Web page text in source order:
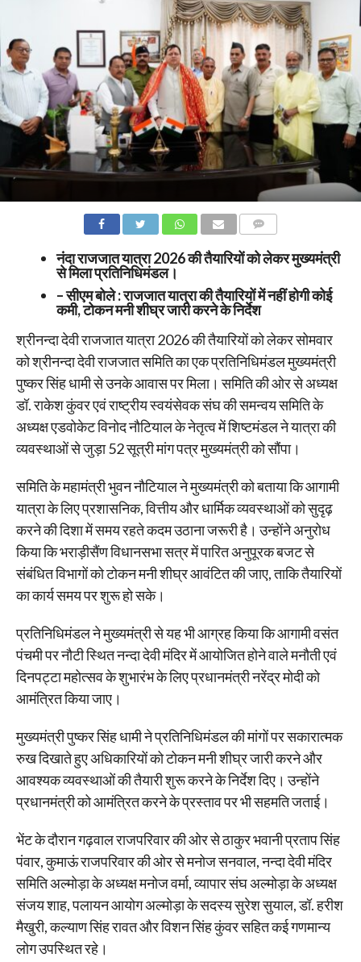
नंदा राजजात यात्रा 2026 की तैयारियों को लेकर मुख्यमंत्री
से मिला प्रतिनिधिमंडल।
– सीएम बोले : राजजात यात्रा की तैयारियों में नहीं होगी कोई
कमी, टोकन मनी शीघ्र जारी करने के निर्देश
श्रीनन्दा देवी राजजात यात्रा 2026 की तैयारियों को लेकर सोमवार
को श्रीनन्दा देवी राजजात समिति का एक प्रतिनिधिमंडल मुख्यमंत्री
पुष्कर सिंह धामी से उनके आवास पर मिला। समिति की ओर से अध्यक्ष
डॉ. राकेश कुंवर एवं राष्ट्रीय स्वयंसेवक संघ की समन्वय समिति के
अध्यक्ष एडवोकेट विनोद नौटियाल के नेतृत्व में शिष्टमंडल ने यात्रा की
व्यवस्थाओं से जुड़ा 52 सूत्री मांग पत्र मुख्यमंत्री को सौंपा।
समिति के महामंत्री भुवन नौटियाल ने मुख्यमंत्री को बताया कि आगामी
यात्रा के लिए प्रशासनिक, वित्तीय और धार्मिक व्यवस्थाओं को सुदृढ़
करने की दिशा में समय रहते कदम उठाना जरूरी है। उन्होंने अनुरोध
किया कि भराड़ीसैंण विधानसभा सत्र में पारित अनुपूरक बजट से
संबंधित विभागों को टोकन मनी शीघ्र आवंटित की जाए, ताकि तैयारियों
का कार्य समय पर शुरू हो सके।
प्रतिनिधिमंडल ने मुख्यमंत्री से यह भी आग्रह किया कि आगामी वसंत
पंचमी पर नौटी स्थित नन्दा देवी मंदिर में आयोजित होने वाले मनौती एवं
दिनपट्टा महोत्सव के शुभारंभ के लिए प्रधानमंत्री नरेंद्र मोदी को
आमंत्रित किया जाए।
मुख्यमंत्री पुष्कर सिंह धामी ने प्रतिनिधिमंडल की मांगों पर सकारात्मक
रुख दिखाते हुए अधिकारियों को टोकन मनी शीघ्र जारी करने और
आवश्यक व्यवस्थाओं की तैयारी शुरू करने के निर्देश दिए। उन्होंने
प्रधानमंत्री को आमंत्रित करने के प्रस्ताव पर भी सहमति जताई।
भेंट के दौरान गढ़वाल राजपरिवार की ओर से ठाकुर भवानी प्रताप सिंह
पंवार, कुमाऊं राजपरिवार की ओर से मनोज सनवाल, नन्दा देवी मंदिर
समिति अल्मोड़ा के अध्यक्ष मनोज वर्मा, व्यापार संघ अल्मोड़ा के अध्यक्ष
संजय शाह, पलायन आयोग अल्मोड़ा के सदस्य सुरेश सुयाल, डॉ. हरीश
मैखुरी, कल्याण सिंह रावत और विशन सिंह कुंवर सहित कई गणमान्य
लोग उपस्थित रहे।